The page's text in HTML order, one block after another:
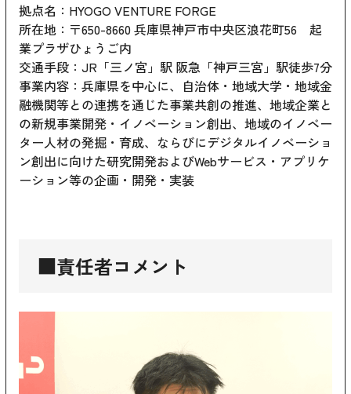
拠点名：HYOGO VENTURE FORGE
所在地：〒650-8660 兵庫県神戸市中央区浪花町56 起
業プラザひょうご内
交通手段：JR「三ノ宮」駅 阪急「神戸三宮」駅徒歩7分
事業内容：兵庫県を中心に、自治体・地域大学・地域金
融機関等との連携を通じた事業共創の推進、地域企業と
の新規事業開発・イノベーション創出、地域のイノベー
ター人材の発掘・育成、ならびにデジタルイノベーショ
ン創出に向けた研究開発およびWebサービス・アプリケ
ーション等の企画・開発・実装
■責任者コメント